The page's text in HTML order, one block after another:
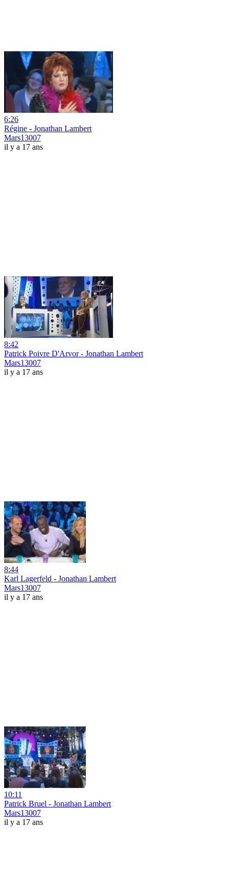
6:26
Régine - Jonathan Lambert
Mars13007
il y a 17 ans
8:42
Patrick Poivre D'Arvor - Jonathan Lambert
Mars13007
il y a 17 ans
8:44
Karl Lagerfeld - Jonathan Lambert
Mars13007
il y a 17 ans
10:11
Patrick Bruel - Jonathan Lambert
Mars13007
il y a 17 ans